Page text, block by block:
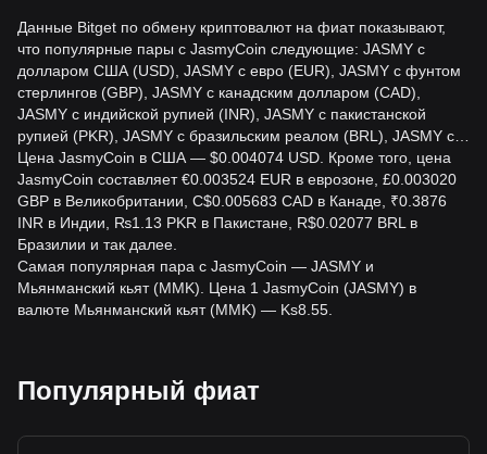
Данные Bitget по обмену криптовалют на фиат показывают,
что популярные пары с JasmyCoin следующие: JASMY с
долларом США (USD), JASMY с евро (EUR), JASMY с фунтом
стерлингов (GBP), JASMY с канадским долларом (CAD),
JASMY с индийской рупией (INR), JASMY с пакистанской
рупией (PKR), JASMY с бразильским реалом (BRL), JASMY с…
Цена JasmyCoin в США — $0.004074 USD. Кроме того, цена
JasmyCoin составляет €0.003524 EUR в еврозоне, £0.003020
GBP в Великобритании, C$0.005683 CAD в Канаде, ₹0.3876
INR в Индии, ₨1.13 PKR в Пакистане, R$0.02077 BRL в
Бразилии и так далее.
Самая популярная пара с JasmyCoin — JASMY и
Мьянманский кьят (MMK). Цена 1 JasmyCoin (JASMY) в
валюте Мьянманский кьят (MMK) — Ks8.55.
Популярный фиат